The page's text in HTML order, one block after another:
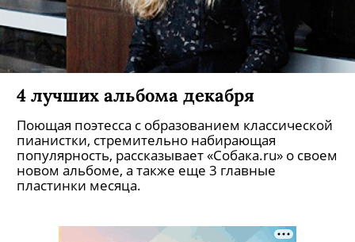
4 лучших альбома декабря
Поющая поэтесса с образованием классической
пианистки, стремительно набирающая
популярность, рассказывает «Собака.ru» о своем
новом альбоме, а также еще 3 главные
пластинки месяца.